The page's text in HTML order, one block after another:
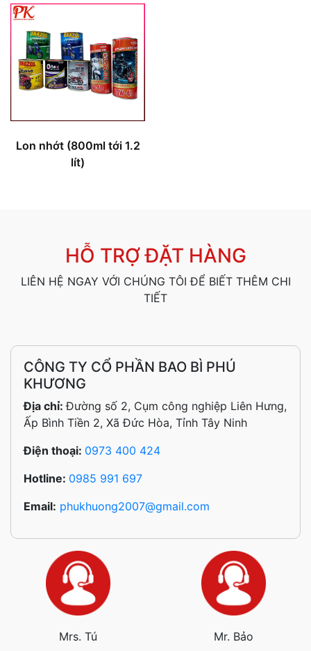
Lon nhớt (800ml tới 1.2
lít)
HỖ TRỢ ĐẶT HÀNG
LIÊN HỆ NGAY VỚI CHÚNG TÔI ĐỂ BIẾT THÊM CHI
TIẾT
CÔNG TY CỔ PHẦN BAO BÌ PHÚ
KHƯƠNG
Địa chỉ:Đường số 2, Cụm công nghiệp Liên Hưng,
Ấp Bình Tiền 2, Xã Đức Hòa, Tỉnh Tây Ninh
Điện thoại: 0973 400 424
Hotline: 0985 991 697
Email: phukhuong2007@gmail.com
Mrs. Tú
Mr. Bảo